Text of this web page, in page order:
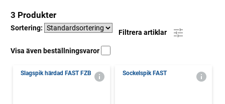
3 Produkter
Sortering:
Filtrera artiklar
Visa även beställningsvaror
Slagspik härdad FAST FZB Sockelspik FAST